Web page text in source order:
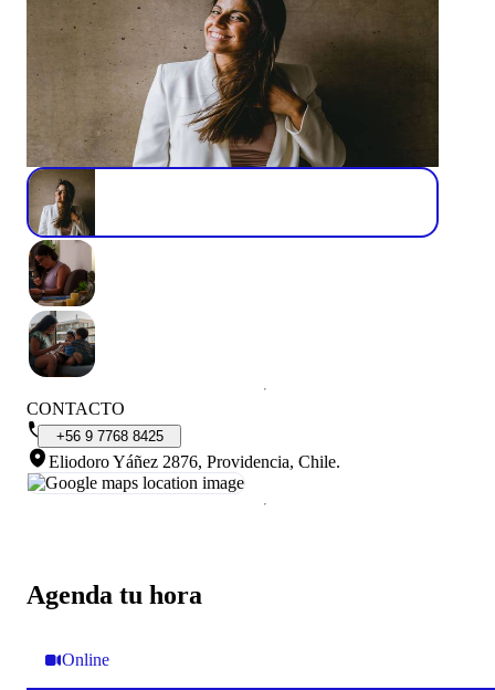
Agenda tu hora
Online
CONTACTO
+56 9 7768 8425
Eliodoro Yáñez 2876, Providencia, Chile.